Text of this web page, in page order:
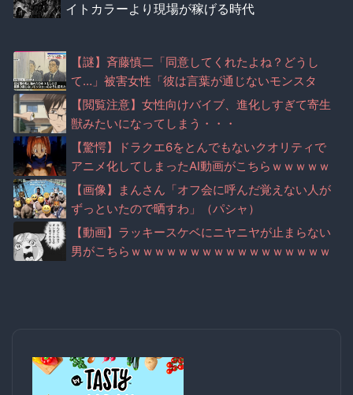
イトカラーより現場が稼げる時代
【謎】斉藤慎二「同意してくれたよね？どうし
て…」被害女性「彼は言葉が通じないモンスタ
ー」
【閲覧注意】女性向けバイブ、進化しすぎて寄生
獣みたいになってしまう・・・
【驚愕】ドラクエ6をとんでもないクオリティで
アニメ化してしまったAI動画がこちらｗｗｗｗｗ
【画像】まんさん「オフ会に呼んだ覚えない人が
ずっといたので晒すわ」（パシャ）
【動画】ラッキースケベにニヤニヤが止まらない
男がこちらｗｗｗｗｗｗｗｗｗｗｗｗｗｗｗｗｗ